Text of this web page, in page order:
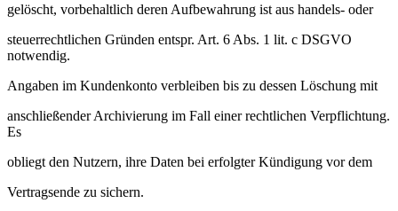
gelöscht, vorbehaltlich deren Aufbewahrung ist aus handels- oder
steuerrechtlichen Gründen entspr. Art. 6 Abs. 1 lit. c DSGVO
notwendig.
Angaben im Kundenkonto verbleiben bis zu dessen Löschung mit
anschließender Archivierung im Fall einer rechtlichen Verpflichtung.
Es
obliegt den Nutzern, ihre Daten bei erfolgter Kündigung vor dem
Vertragsende zu sichern.